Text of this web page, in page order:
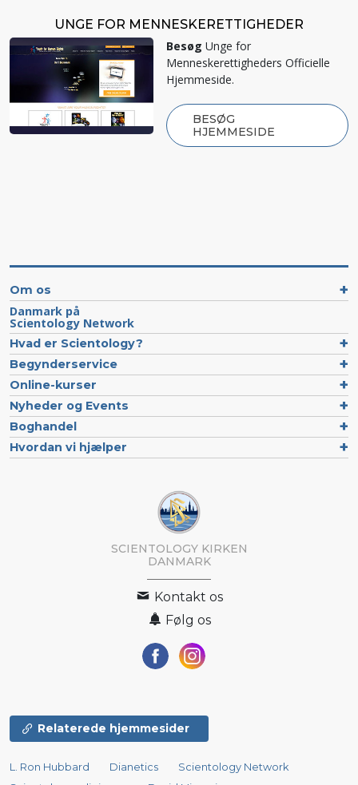
UNGE FOR MENNESKERETTIGHEDER
Besøg Unge for
Menneskerettigheders Officielle
Hjemmeside.
BESØG
HJEMMESIDE
Om os
Danmark på
Scientology Network
Hvad er Scientology?
Begynderservice
Online-kurser
Nyheder og Events
Boghandel
Hvordan vi hjælper
SCIENTOLOGY KIRKEN
DANMARK
Kontakt os
Følg os
Relaterede hjemmesider
L. Ron Hubbard Dianetics
Scientology Network